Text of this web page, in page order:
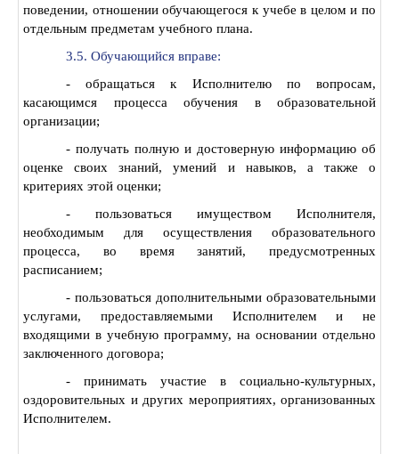
поведении, отношении обучающегося к учебе в целом и по
отдельным предметам учебного плана.
3.5. Обучающийся вправе:
- обращаться к Исполнителю по вопросам,
касающимся процесса обучения в образовательной
организации;
- получать полную и достоверную информацию об
оценке своих знаний, умений и навыков, а также о
критериях этой оценки;
- пользоваться имуществом Исполнителя,
необходимым для осуществления образовательного
процесса, во время занятий, предусмотренных
расписанием;
- пользоваться дополнительными образовательными
услугами, предоставляемыми Исполнителем и не
входящими в учебную программу, на основании отдельно
заключенного договора;
- принимать участие в социально-культурных,
оздоровительных и других мероприятиях, организованных
Исполнителем.